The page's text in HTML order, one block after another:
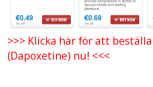
>>> Klicka här för att
(Dapoxetine) nu! <<<